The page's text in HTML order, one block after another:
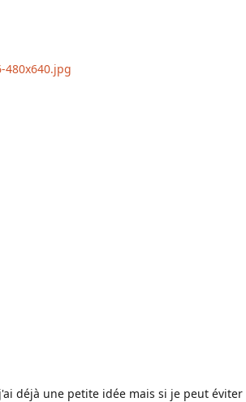
déjà une petite idée mais si je peut éviter